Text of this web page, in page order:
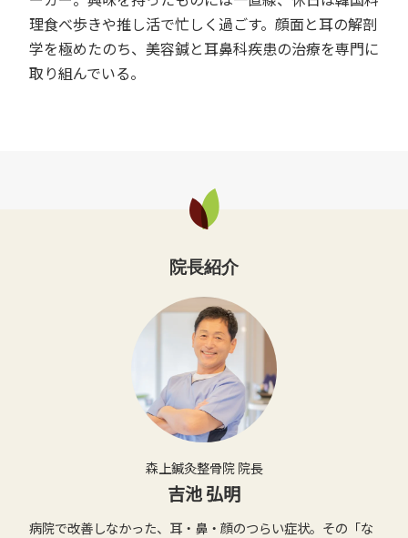
理食べ歩きや推し活で忙しく過ごす。顔面と耳の解剖
学を極めたのち、美容鍼と耳鼻科疾患の治療を専門に
取り組んでいる。
院長紹介
森上鍼灸整骨院 院長
吉池 弘明
病院で改善しなかった、耳・鼻・顔のつらい症状。その「な